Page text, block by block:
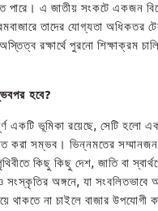
এ জাতীয় সংকটে একজন
তাদের যোগ্যতা
অস্তিত্ব রক্ষার্থে পুরনো
হবে?
একটি ভূমিকা রয়েছে, সেটি হলো
সম্ভব। ভিন্নমতের
কিছু কিছু দেশ, জাতি বা
সংস্কৃতির অঙ্গনে, যা
থাকতে না চাইলে বাজার